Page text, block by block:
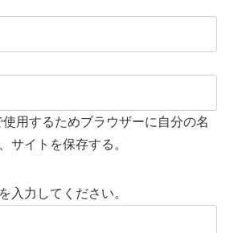
用するためブラウザーに自分の名
サイトを保存する。
入力してください。